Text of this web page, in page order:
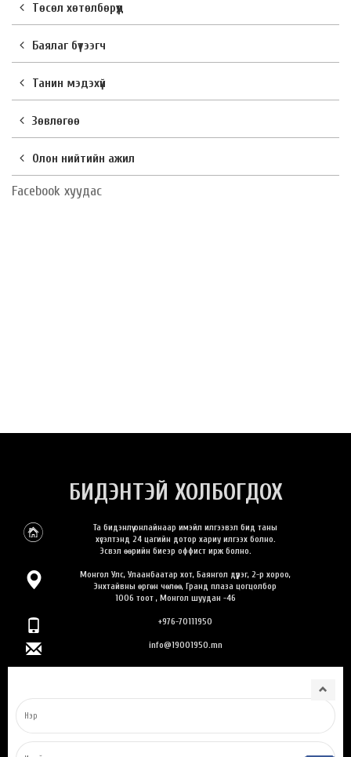
Төсөл хөтөлбөрүүд
Баялаг бүтээгч
Танин мэдэхүй
Зөвлөгөө
Олон нийтийн ажил
Facebook хуудас
БИДЭНТЭЙ ХОЛБОГДОХ
Та бидэнлүү онлайнаар имэйл илгээвэл бид таны
хүсэлтэнд 24 цагийн дотор хариу илгээх болно.
Эсвэл өөрийн биеэр оффист ирж болно.
Монгол Улс, Улаанбаатар хот, Баянгол дүүрэг, 2-р хороо,
Энхтайвны өргөн чөлөө, Гранд плаза цогцолбор
1006 тоот , Монгол шуудан -46
+976-70111950
info@19001950.mn